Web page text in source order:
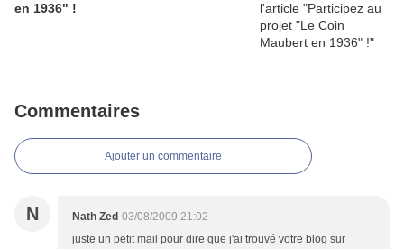
en 1936" !
Commentaires
Ajouter un commentaire
N Nath Zed 03/08/2009 21:02
juste un petit mail pour dire que j'ai trouvé votre blog sur